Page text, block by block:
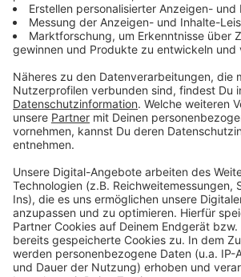
Leverkusener Seenverordnung ist
Leverkusener Petition: Sammelziel
Leverkusen:
erhältlich
Anzeige
Anzeige